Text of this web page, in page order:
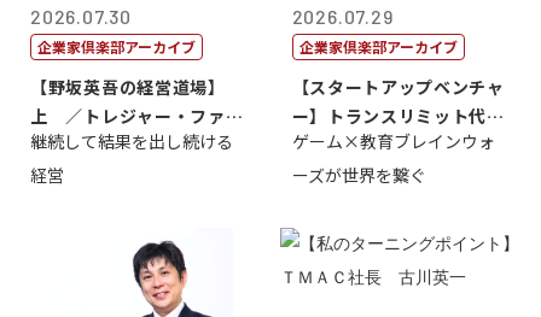
2026.07.30
企業家倶楽部アーカイブ
【野坂英吾の経営道場】
上 ／トレジャー・ファク
トリー社長野坂...
継続して結果を出し続ける
経営
2026.07.29
企業家倶楽部アーカイブ
【スタートアップベンチャ
ー】トランスリミット代表
取締役社長 ...
ゲーム×教育ブレインウォ
ーズが世界を繋ぐ